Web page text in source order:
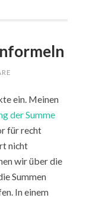
ein. Meinen
der Summe
für recht
nicht
wir über die
Summen
In einem